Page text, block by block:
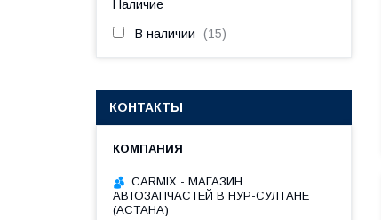
Наличие
В наличии 15
КОНТАКТЫ
СARMIX - МАГАЗИН
АВТОЗАПЧАСТЕЙ В НУР-СУЛТАНЕ
(АСТАНА)